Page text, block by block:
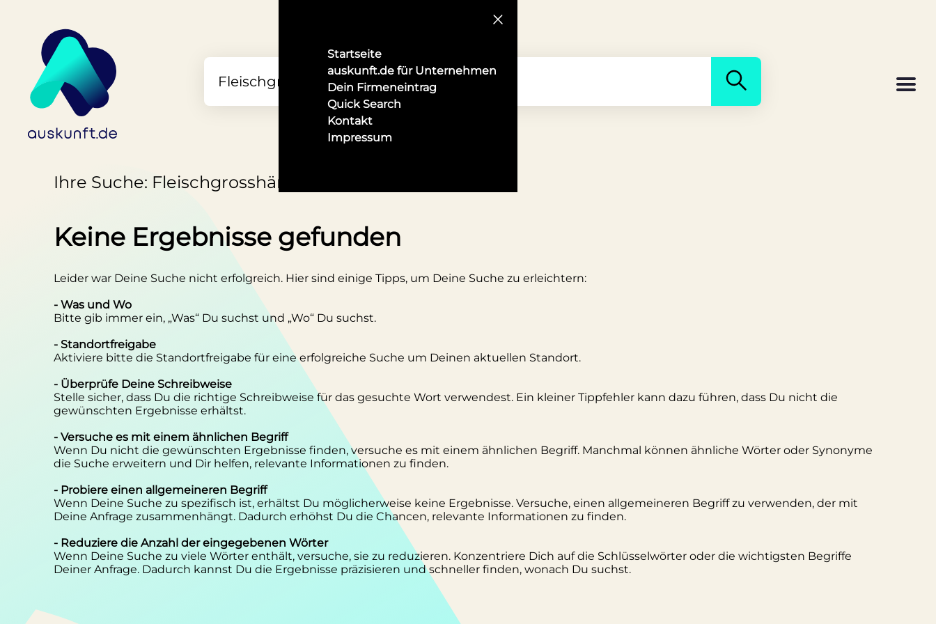
Startseite
auskunft.de für Unternehmen
Dein Firmeneintrag
Quick Search
Kontakt
Impressum
Ihre Suche: Fleischgrosshändler in Hildesheim
Keine Ergebnisse gefunden
Leider war Deine Suche nicht erfolgreich. Hier sind einige Tipps, um Deine Suche zu erleichtern:
- Was und Wo
Bitte gib immer ein, „Was“ Du suchst und „Wo“ Du suchst.
- Standortfreigabe
Aktiviere bitte die Standortfreigabe für eine erfolgreiche Suche um Deinen aktuellen Standort.
- Überprüfe Deine Schreibweise
Stelle sicher, dass Du die richtige Schreibweise für das gesuchte Wort verwendest. Ein kleiner Tippfehler kann dazu führen, dass Du nicht die
gewünschten Ergebnisse erhältst.
- Versuche es mit einem ähnlichen Begriff
Wenn Du nicht die gewünschten Ergebnisse finden, versuche es mit einem ähnlichen Begriff. Manchmal können ähnliche Wörter oder Synonyme
die Suche erweitern und Dir helfen, relevante Informationen zu finden.
- Probiere einen allgemeineren Begriff
Wenn Deine Suche zu spezifisch ist, erhältst Du möglicherweise keine Ergebnisse. Versuche, einen allgemeineren Begriff zu verwenden, der mit
Deine Anfrage zusammenhängt. Dadurch erhöhst Du die Chancen, relevante Informationen zu finden.
- Reduziere die Anzahl der eingegebenen Wörter
Wenn Deine Suche zu viele Wörter enthält, versuche, sie zu reduzieren. Konzentriere Dich auf die Schlüsselwörter oder die wichtigsten Begriffe
Deiner Anfrage. Dadurch kannst Du die Ergebnisse präzisieren und schneller finden, wonach Du suchst.